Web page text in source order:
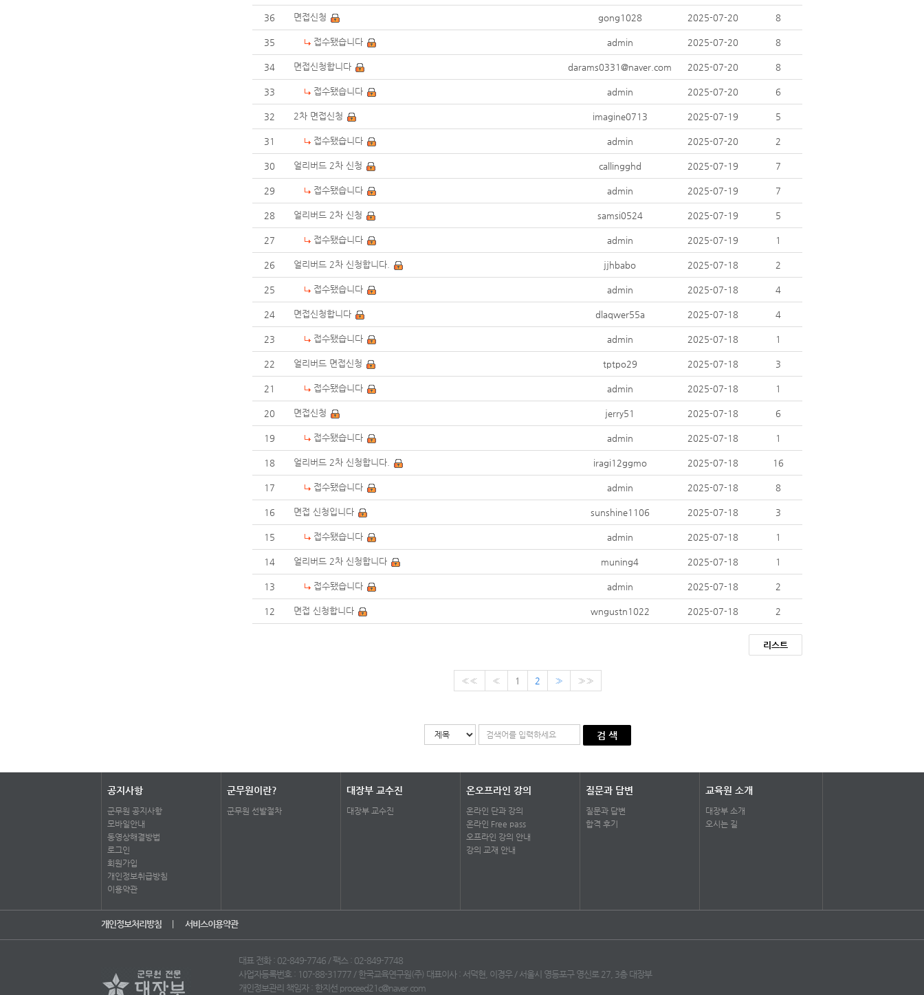
36 면접신청 gong1028 2025-07-20 8
35 접수됐습니다 admin 2025-07-20 8
34 면접신청합니다 darams0331@naver.com 2025-07-20 8
33 접수됐습니다 admin 2025-07-20 6
32 2차 면접신청 imagine0713 2025-07-19 5
31 접수됐습니다 admin 2025-07-20 2
30 얼리버드 2차 신청 callingghd 2025-07-19 7
29 접수됐습니다 admin 2025-07-19 7
28 얼리버드 2차 신청 samsi0524 2025-07-19 5
27 접수됐습니다 admin 2025-07-19 1
26 얼리버드 2차 신청합니다. jjhbabo 2025-07-18 2
25 접수됐습니다 admin 2025-07-18 4
24 면접신청합니다 dlaqwer55a 2025-07-18 4
23 접수됐습니다 admin 2025-07-18 1
22 얼리버드 면접신청 tptpo29 2025-07-18 3
21 접수됐습니다 admin 2025-07-18 1
20 면접신청 jerry51 2025-07-18 6
19 접수됐습니다 admin 2025-07-18 1
18 얼리버드 2차 신청합니다. iragi12ggmo 2025-07-18 16
17 접수됐습니다 admin 2025-07-18 8
16 면접 신청입니다 sunshine1106 2025-07-18 3
15 접수됐습니다 admin 2025-07-18 1
14 얼리버드 2차 신청합니다 muning4 2025-07-18 1
13 접수됐습니다 admin 2025-07-18 2
12 면접 신청합니다 wngustn1022 2025-07-18 2
리스트
«« « 1 2 » »»
검 색
공지사항
군무원 공지사항
모바일안내
동영상해결방법
로그인
회원가입
개인정보취급방침
이용약관
군무원이란?
군무원 선발절차
대장부 교수진
대장부 교수진
온오프라인 강의
온라인 단과 강의
온라인 Free pass
오프라인 강의 안내
강의 교재 안내
질문과 답변
질문과 답변
합격 후기
교육원 소개
대장부 소개
오시는 길
개인정보처리방침 서비스이용약관
대표 전화 : 02-849-7746 / 팩스 : 02-849-7748
사업자등록번호 : 107-88-31777 / 한국교육연구원(주) 대표이사 : 서덕현, 이경우 / 서울시 영등포구 영신로 27, 3층 대장부
개인정보관리 책임자 : 한지선 proceed21c@naver.com